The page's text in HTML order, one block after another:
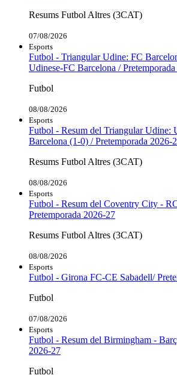
Resums Futbol Altres (3CAT)
07/08/2026
Esports
Futbol - Triangular Udine: FC
Udinese-FC Barcelona /
Futbol
08/08/2026
Esports
Futbol - Resum del Triangular Udine:
Barcelona (1-0) / Pretemporada 2026-
Resums Futbol Altres (3CAT)
08/08/2026
Esports
Futbol - Resum del Coventry City -
Pretemporada 2026-27
Resums Futbol Altres (3CAT)
08/08/2026
Esports
Futbol - Girona FC-CE Sabadell/
Futbol
07/08/2026
Esports
Futbol - Resum del Birmingham -
2026-27
Futbol